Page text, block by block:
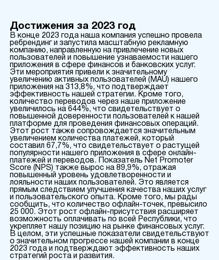
Достижения за 2023 год
В конце 2023 года наша компания успешно провела
ребрендинг и запустила масштабную рекламную
компанию, направленную на привлечение новых
пользователей и повышение узнаваемости нашего
приложения в сфере финансов и банковских услуг.
Эти мероприятия привели к значительному
увеличению активных пользователей (MAU) нашего
приложения на 313,8%, что подтверждает
эффективность нашей стратегии. Кроме того,
количество переводов через наше приложение
увеличилось на 644%, что свидетельствует о
повышенной доверенности пользователей к нашей
платформе для проведения финансовых операций.
Этот рост также сопровождается значительным
увеличением количества платежей, который
составил 67,7%, что свидетельствует о растущей
популярности нашего приложения в сфере онлайн-
платежей и переводов. Показатель Net Promoter
Score (NPS) также вырос на 89,9%, отражая
повышенный уровень удовлетворенности и
лояльности наших пользователей. Это является
прямым следствием улучшения качества наших услуг
и пользовательского опыта. Кроме того, мы рады
сообщить, что количество офлайн-точек, превысило
25 000. Этот рост офлайн-присутствия расширяет
возможность оплачивать по всей Республики, что
укрепляет нашу позицию на рынке финансовых услуг.
В целом, эти успешные показатели свидетельствуют
о значительном прогрессе нашей компании в конце
2023 года и подтверждают эффективность наших
стратегий роста и развития.